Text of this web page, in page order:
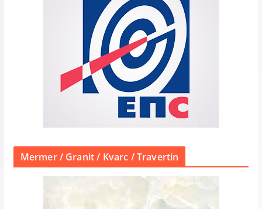
Mermer / Granit / Kvarc / Travertin